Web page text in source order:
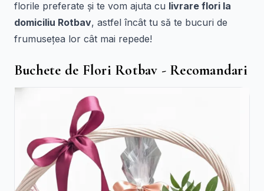
florile preferate și te vom ajuta cu livrare flori la
domiciliu Rotbav, astfel încât tu să te bucuri de
frumusețea lor cât mai repede!
Buchete de Flori Rotbav - Recomandari